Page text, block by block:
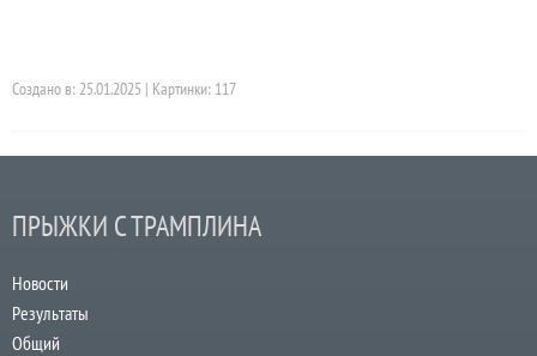
Создано в: 25.01.2025 | Картинки: 117
ПРЫЖКИ С ТРАМПЛИНА
Новости
Результаты
Общий